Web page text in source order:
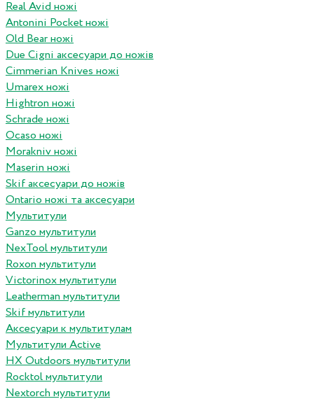
Real Avid ножі
Antonini Pocket ножі
Old Bear ножі
Due Cigni аксесуари до ножів
Cimmerian Knives ножі
Umarex ножі
Hightron ножі
Schrade ножі
Ocaso ножі
Morakniv ножі
Maserin ножі
Skif аксесуари до ножів
Ontario ножі та аксесуари
Мультитули
Ganzo мультитули
NexTool мультитули
Roxon мультитули
Victorinox мультитули
Leatherman мультитули
Skif мультитули
Аксесуари к мультитулам
Мультитули Active
HX Outdoors мультитули
Rocktol мультитули
Nextorch мультитули